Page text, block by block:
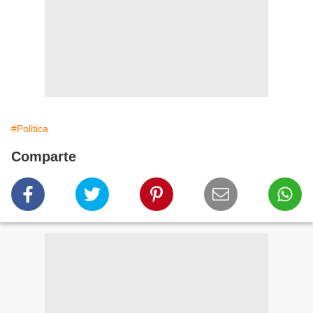
#Politica
Comparte